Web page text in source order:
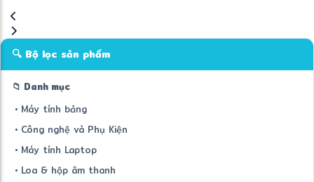
🔍 Bộ lọc sản phẩm
📁 Danh mục
• Máy tính bảng
• Công nghệ và Phụ Kiện
• Máy tính Laptop
• Loa & hộp âm thanh